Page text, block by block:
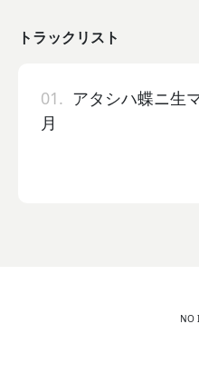
トラックリスト
01. アタシハ蝶ニ
月
NO